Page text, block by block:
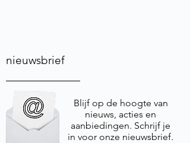
nieuwsbrief
Blijf op de hoogte van
nieuws, acties en
aanbiedingen. Schrijf je
in voor onze nieuwsbrief.